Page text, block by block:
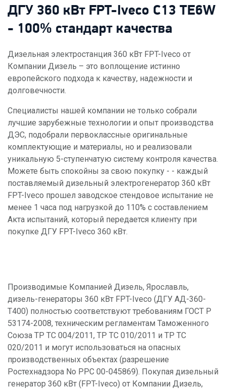
ДГУ 360 кВт FPT-Iveco C13 TE6W
- 100% стандарт качества
Дизельная электростанция 360 кВт FPT-Iveco от
Компании Дизель – это воплощение истинно
европейского подхода к качеству, надежности и
долговечности.
Специалисты нашей компании не только собрали
лучшие зарубежные технологии и опыт производства
ДЭС, подобрали первоклассные оригинальные
комплектующие и материалы, но и реализовали
уникальную 5-ступенчатую систему контроля качества.
Можете быть спокойны за свою покупку - - каждый
поставляемый дизельный электрогенератор 360 кВт
FPT-Iveco прошел заводское стендовое испытание не
менее 1 часа под нагрузкой до 110% с составлением
Акта испытаний, который передается клиенту при
покупке ДГУ FPT-Iveco 360 кВт.
Производимые Компанией Дизель, Ярославль,
дизель-генераторы 360 кВт FPT-Iveco (ДГУ АД-360-
Т400) полностью соответствуют требованиям ГОСТ Р
53174-2008, техническим регламентам Таможенного
Союза ТР ТС 004/2011, ТР ТС 010/2011 и ТР ТС
020/2011 и могут использоваться на опасных
производственных объектах (разрешение
Ростехнадзора No РРС 00-045869). Покупая дизельный
генератор 360 кВт (FPT-Iveco) от Компании Дизель,